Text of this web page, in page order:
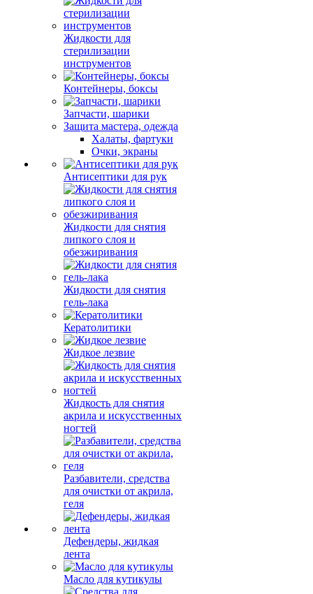
Жидкости для
стерилизации
инструментов
Контейнеры, боксы
Запчасти, шарики
Защита мастера, одежда
Халаты, фартуки
Очки, экраны
Антисептики для рук
Жидкости для снятия
липкого слоя и
обезжиривания
Жидкости для снятия
гель-лака
Кератолитики
Жидкое лезвие
Жидкость для снятия
акрила и искусственных
ногтей
Разбавители, средства
для очистки от акрила,
геля
Дефендеры, жидкая
лента
Масло для кутикулы